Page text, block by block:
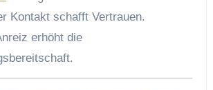
Kontakt schafft Vertrauen.
erhöht die